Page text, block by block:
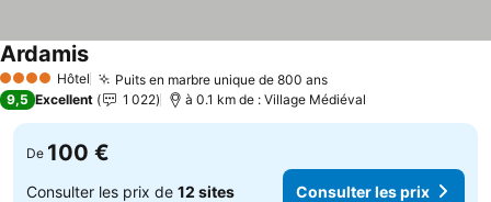
4 Étoiles Hôtel Puits en marbre unique de 800 ansConsulter les prix
ArdamisConsulter les prix
9,5 Excellent 1 022 à 0.1 km de : Village Médiéval
De 100 €
Consulter les prix de 12 sites Consulter les prix